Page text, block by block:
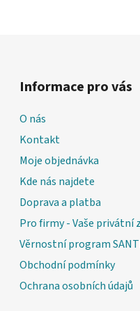
Informace pro vás
O nás
Kontakt
Moje objednávka
Kde nás najdete
Doprava a platba
Pro firmy - Vaše privátní
Věrnostní program
Obchodní podmínky
Ochrana osobních údajů